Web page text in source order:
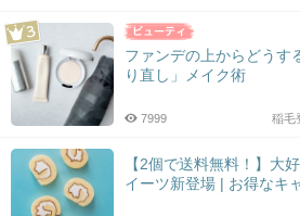
ファンデの上からどうす
り直し」メイク術
稲毛
7999
【2個で送料無料！】大
イーツ新登場 | お得なキ